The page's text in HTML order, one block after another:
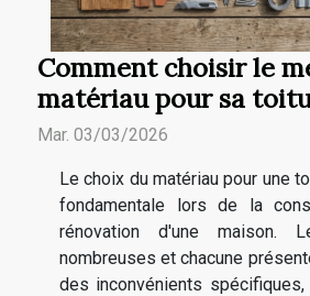
Comment choisir le
matériau pour sa
Mar. 03/03/2026
Le choix du matériau pour une
fondamentale lors de la
rénovation d'une maison.
nombreuses et chacune
des inconvénients